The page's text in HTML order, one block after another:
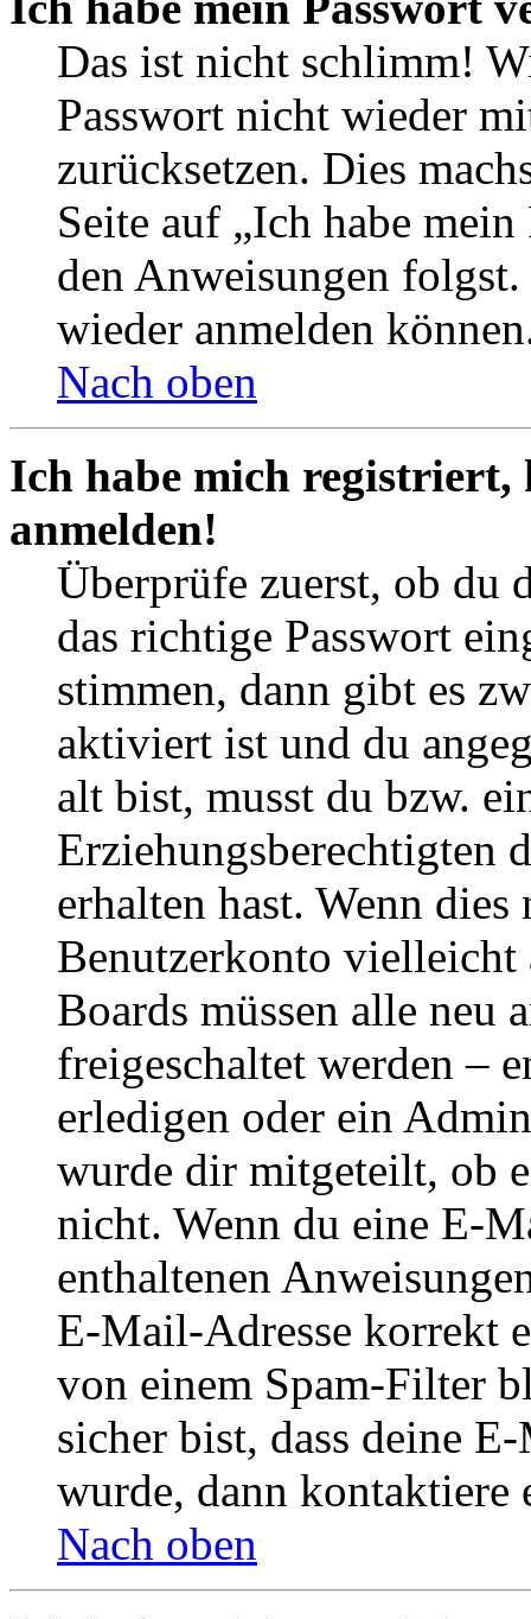
Das ist nicht schlimm!
Passwort nicht wieder
zurücksetzen. Dies
Seite auf „Ich habe
den Anweisungen
wieder anmelden
Nach oben
Ich habe mich
anmelden!
Überprüfe zuerst, ob du
das richtige Passwort
stimmen, dann gibt es
aktiviert ist und du
alt bist, musst du bzw.
Erziehungsberechtigten
erhalten hast. Wenn
Benutzerkonto
Boards müssen alle neu
freigeschaltet werden –
erledigen oder ein
wurde dir mitgeteilt, ob
nicht. Wenn du eine E-
enthaltenen
E-Mail-Adresse korrekt
von einem Spam-Filter
sicher bist, dass deine
wurde, dann kontaktiere
Nach oben